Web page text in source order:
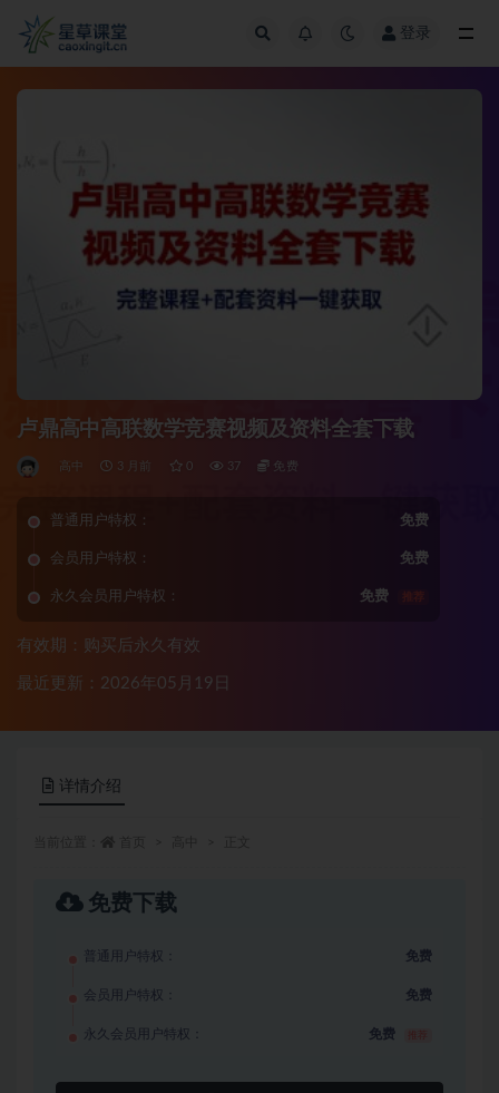
登录
卢鼎高中高联数学竞赛视频及资料全套下载
高中 3 月前 0 37 免费
普通用户特权： 免费
会员用户特权： 免费
永久会员用户特权： 免费 推荐
有效期：购买后永久有效
最近更新：2026年05月19日
详情介绍
免费下载
普通用户特权： 免费
会员用户特权： 免费
永久会员用户特权： 免费